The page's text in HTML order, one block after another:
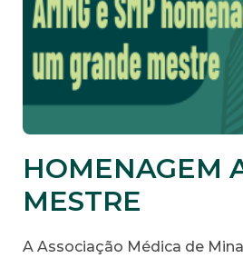
HOMENAGEM
MESTRE
A Associação Médica de